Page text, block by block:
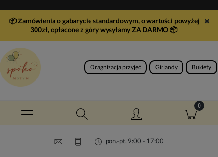
📦 Zamówienia o gabarycie standardowym, o wartości powyżej
300zł, opłacone z góry wysyłamy ZA DARMO📦
Oragnizacja przyjęć Girlandy Bukiety
pon.-pt. 9:00 - 17:00